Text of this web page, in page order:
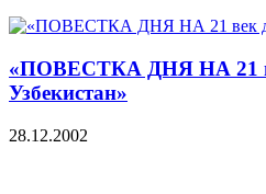
«ПОВЕСТКА ДНЯ НА 21
Узбекистан»
28.12.2002